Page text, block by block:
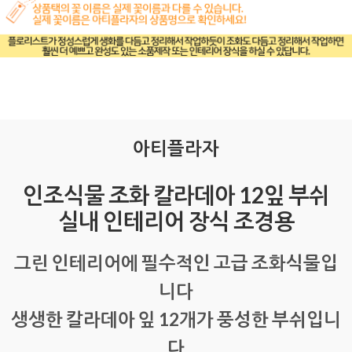
아티플라자
인조식물 조화 칼라데아 12잎 부쉬
실내 인테리어 장식 조경용
그린 인테리어에 필수적인 고급 조화식물입
니다
생생한 칼라데아 잎 12개가 풍성한 부쉬입니
다